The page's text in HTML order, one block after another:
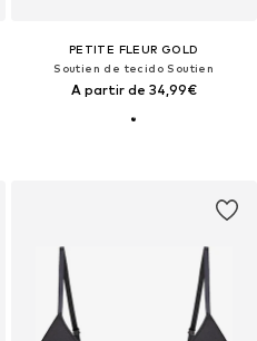
PETITE FLEUR GOLD
Soutien de tecido Soutien
A partir de 34,99€